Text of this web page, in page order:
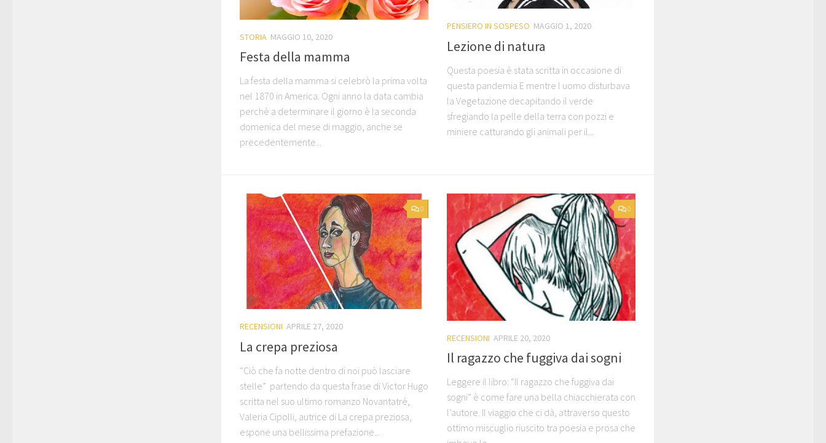
STORIA MAGGIO 10, 2020
Festa della mamma
La festa della mamma si celebrò la prima volta
nel 1870 in America. Ogni anno la data cambia
perchè a determinare il giorno è la seconda
domenica del mese di maggio, anche se
precedentemente...
PENSIERO IN SOSPESO MAGGIO 1, 2020
Lezione di natura
Questa poesia è stata scritta in occasione di
questa pandemia E mentre l uomo disturbava
la Vegetazione decapitando il verde
sfregiando la pelle della terra con pozzi e
miniere catturando gli animali per il...
0
RECENSIONI APRILE 27, 2020
La crepa preziosa
“Ciò che fa notte dentro di noi può lasciare
stelle” partendo da questa frase di Victor Hugo
scritta nel suo ultimo romanzo Novantatré,
Valeria Cipolli, autrice di La crepa preziosa,
espone una bellissima prefazione...
0
RECENSIONI APRILE 20, 2020
Il ragazzo che fuggiva dai sogni
Leggere il libro: “Il ragazzo che fuggiva dai
sogni” è come fare una bella chiacchierata con
l’autore. Il viaggio che ci dà, attraverso questo
ottimo miscuglio riuscito tra poesia e prosa che